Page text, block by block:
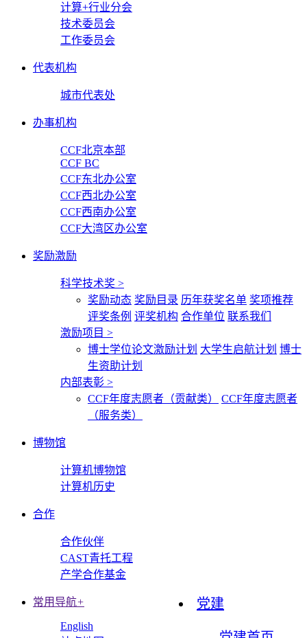
计算+行业分会
技术委员会
工作委员会
代表机构
城市代表处
办事机构
CCF北京本部
CCF BC
CCF东北办公室
CCF西北办公室
CCF西南办公室
CCF大湾区办公室
奖励激励
科学技术奖 >
奖励动态 奖励目录 历年获奖名单 奖项推荐
评奖条例 评奖机构 合作单位 联系我们
激励项目 >
博士学位论文激励计划 大学生启航计划 博士
生资助计划
内部表彰 >
CCF年度志愿者（贡献类）
CCF年度志愿者
（服务类）
博物馆
计算机博物馆
计算机历史
合作
合作伙伴
CAST青托工程
产学合作基金
党建
常用导航+
English